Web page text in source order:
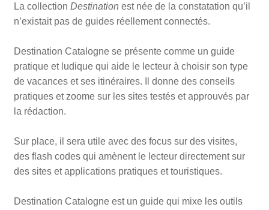
La collectionDestination est née de la constatation qu’il
n’existait pas de guides réellement connectés.
Destination Catalogne se présente comme un guide
pratique et ludique qui aide le lecteur à choisir son type
de vacances et ses itinéraires. Il donne des conseils
pratiques et zoome sur les sites testés et approuvés par
la rédaction.
Sur place, il sera utile avec des focus sur des visites,
des flash codes qui amènent le lecteur directement sur
des sites et applications pratiques et touristiques.
Destination Catalogne est un guide qui mixe les outils